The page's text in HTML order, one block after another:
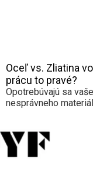
Oceľ vs. Zliatina
prácu to pravé?
Opotrebúvajú sa
nesprávneho
životnosť a cenu.